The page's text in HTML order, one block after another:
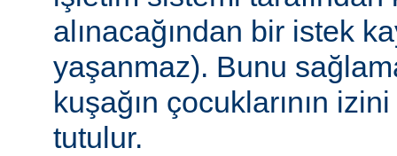
alınacağından bir istek
yaşanmaz). Bunu
kuşağın çocuklarının
tutulur.